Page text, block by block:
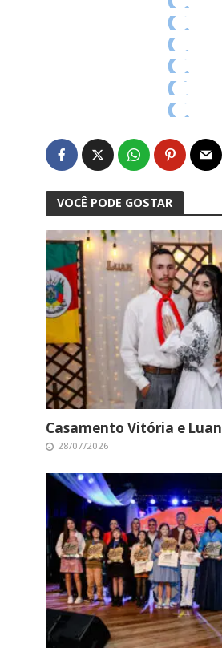
VOCÊ PODE GOSTAR
Casamento Vitória e Luan
28/07/2026